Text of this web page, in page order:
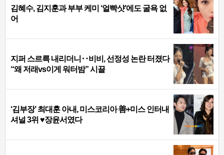
김혜수, 김지훈과 부부 케미 ‘얼빡샷’에도 굴욕 없
어
지퍼 스르륵 내리더니‥비비, 선정성 논란 터졌다
“왜 저래vs이게 워터밤” 시끌
‘김부장’ 최대훈 아내, 미스코리아 善+미스 인터내
셔널 3위 ♥장윤서였다